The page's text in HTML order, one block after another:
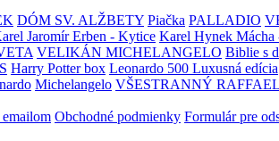
DÓM SV. ALŽBETY Piačka PALLADIO
Jaromír Erben - Kytice Karel Hynek Mácha
VELIKÁN MICHELANGELO Biblie s
Harry Potter box Leonardo 500 Luxusná edícia
Michelangelo VŠESTRANNÝ
Obchodné podmienky Formulár pre